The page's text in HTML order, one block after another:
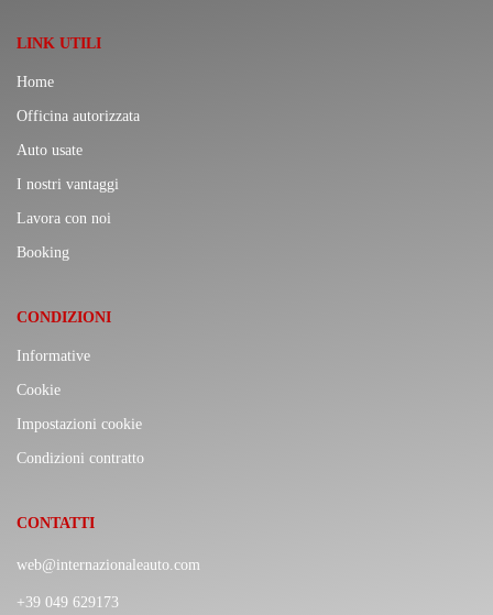
LINK UTILI
Home
Officina autorizzata
Auto usate
I nostri vantaggi
Lavora con noi
Booking
CONDIZIONI
Informative
Cookie
Impostazioni cookie
Condizioni contratto
CONTATTI
web@internazionaleauto.com
+39 049 629173